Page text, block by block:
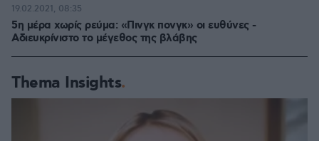
5η μέρα χωρίς ρεύμα: «Πινγκ πονγκ» οι ευθύνες -
Αδιευκρίνιστο το μέγεθος της βλάβης
19.02.2021, 08:35
Thema Insights